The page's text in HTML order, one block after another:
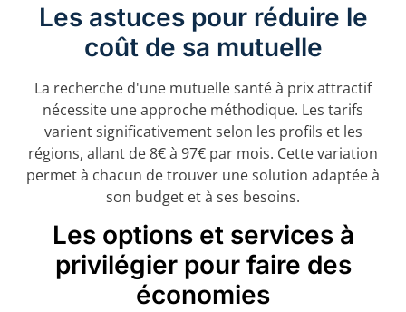
Les astuces pour réduire le
coût de sa mutuelle
La recherche d'une mutuelle santé à prix attractif
nécessite une approche méthodique. Les tarifs
varient significativement selon les profils et les
régions, allant de 8€ à 97€ par mois. Cette variation
permet à chacun de trouver une solution adaptée à
son budget et à ses besoins.
Les options et services à
privilégier pour faire des
économies